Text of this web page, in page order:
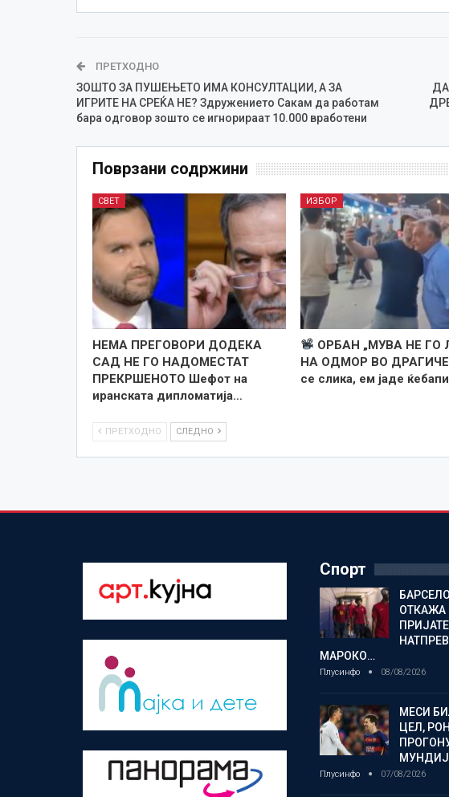
ПРЕТХОДНО
ЗОШТО ЗА ПУШЕЊЕТО ИМА КОНСУЛТАЦИИ, А ЗА
ИГРИТЕ НА СРЕЌА НЕ? Здружението Сакам да работам
бара одговор зошто се игнорираат 10.000 вработени
Поврзани содржини
СВЕТ
НЕМА ПРЕГОВОРИ ДОДЕКА
САД НЕ ГО НАДОМЕСТАТ
ПРЕКРШЕНОТО Шефот на
иранската дипломатија…
ИЗБОР
ОРБАН „МУВА НЕ ГО
НА ОДМОР ВО
се слика, ем јаде ќебапи
ПРЕТХОДНО СЛЕДНО
Спорт
ОТКАЖА
МАРОКО…
Плусинфо 08/08/2026
МЕСИ
ЦЕЛ,
Плусинфо 07/08/2026